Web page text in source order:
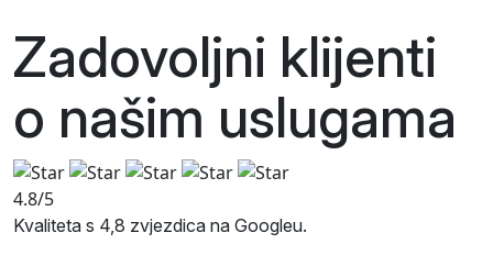
Zadovoljni klijenti
o našim uslugama
4.8/5
Kvaliteta s 4,8 zvjezdica na Googleu.